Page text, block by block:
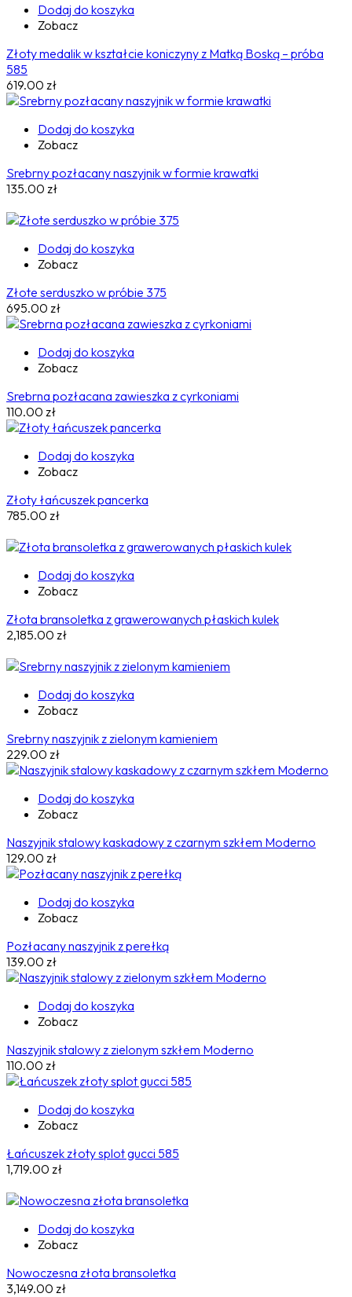
Dodaj do koszyka
Zobacz
Złoty medalik w kształcie koniczyny z Matką Boską – próba
585
619.00 zł
Dodaj do koszyka
Zobacz
Srebrny pozłacany naszyjnik w formie krawatki
135.00 zł
Dodaj do koszyka
Zobacz
Złote serduszko w próbie 375
695.00 zł
Dodaj do koszyka
Zobacz
Srebrna pozłacana zawieszka z cyrkoniami
110.00 zł
Dodaj do koszyka
Zobacz
Złoty łańcuszek pancerka
785.00 zł
Dodaj do koszyka
Zobacz
Złota bransoletka z grawerowanych płaskich kulek
2,185.00 zł
Dodaj do koszyka
Zobacz
Srebrny naszyjnik z zielonym kamieniem
229.00 zł
Dodaj do koszyka
Zobacz
Naszyjnik stalowy kaskadowy z czarnym szkłem Moderno
129.00 zł
Dodaj do koszyka
Zobacz
Pozłacany naszyjnik z perełką
139.00 zł
Dodaj do koszyka
Zobacz
Naszyjnik stalowy z zielonym szkłem Moderno
110.00 zł
Dodaj do koszyka
Zobacz
Łańcuszek złoty splot gucci 585
1,719.00 zł
Dodaj do koszyka
Zobacz
Nowoczesna złota bransoletka
3,149.00 zł